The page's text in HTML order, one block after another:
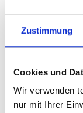
Zustimmung
Cookies und
Wir verwenden
nur mit Ihrer